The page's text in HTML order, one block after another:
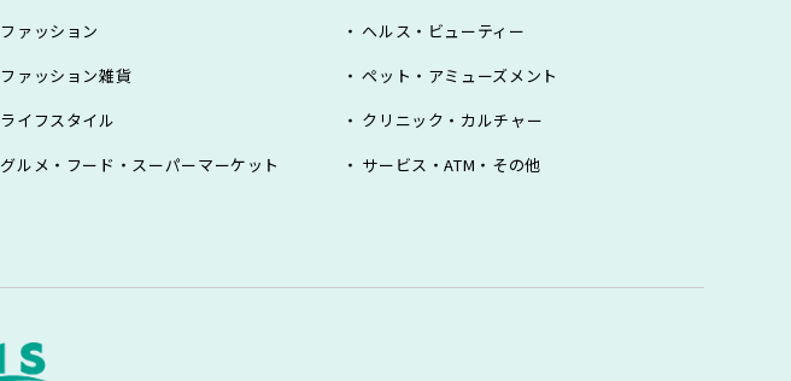
ファッション
ヘルス・ビューティー
ファッション雑貨
ペット・アミューズメント
ライフスタイル
クリニック・カルチャー
グルメ・フード・スーパーマーケット
サービス・ATM・その他